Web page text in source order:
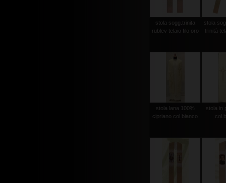
stola sogg.trinita
rublev telaio filo oro
stola
trinità
stola lana 100%
cipriano col.bianco
stola in